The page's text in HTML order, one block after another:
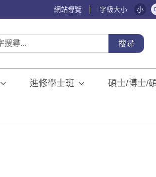
網站導覽 字級大小 小
搜尋
進修學士班 碩士/博士/